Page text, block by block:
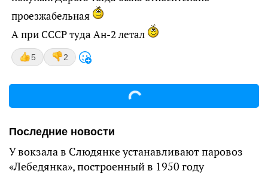
проезжабельная
А при СССР туда Ан-2 летал
5 2
Последние новости
У вокзала в Слюдянке устанавливают паровоз
«Лебедянка», построенный в 1950 году